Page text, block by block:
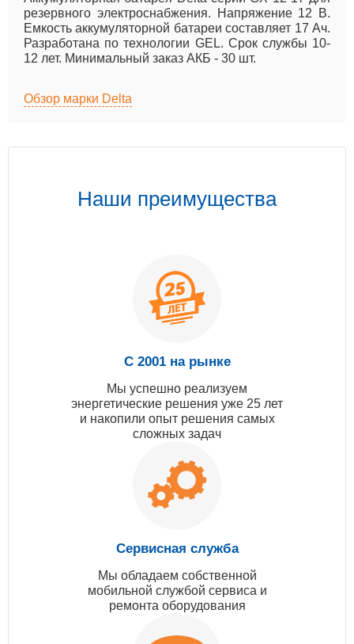
резервного электроснабжения. Напряжение 12 B.
Емкость аккумуляторной батареи составляет 17 Ач.
Разработана по технологии GEL. Срок службы 10-
12 лет. Минимальный заказ АКБ - 30 шт.
Обзор марки Delta
Наши преимущества
С 2001 на рынке
Мы успешно реализуем
энергетические решения уже 25 лет
и накопили опыт решения самых
сложных задач
Сервисная служба
Мы обладаем собственной
мобильной службой сервиса и
ремонта оборудования